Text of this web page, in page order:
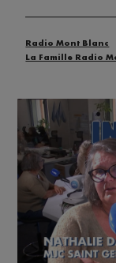
Radio Mont Blanc
La Famille Radio